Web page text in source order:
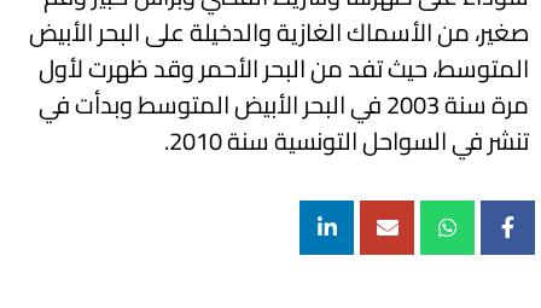
صغير، من الأسماك الغازية والدخيلة على البحر الأبيض
المتوسط، حيث تفد من البحر الأحمر وقد ظهرت لأول
مرة سنة 2003 في البحر الأبيض المتوسط وبدأت في
تنشر في السواحل التونسية سنة 2010.